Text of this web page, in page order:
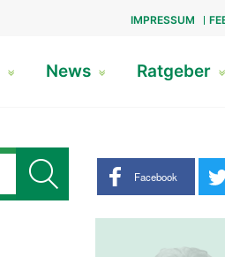
IMPRESSUM
News Ratgeber
Share buttons
Facebook